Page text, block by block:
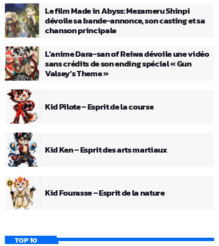
Le film Made in Abyss: Mezameru Shinpi
dévoile sa bande-annonce, son casting et sa
chanson principale
L’anime Dara-san of Reiwa dévoile une vidéo
sans crédits de son ending spécial « Gun
Valsey’s Theme »
Kid Pilote – Esprit de la course
Kid Ken – Esprit des arts martiaux
Kid Fourasse – Esprit de la nature
TOP 10